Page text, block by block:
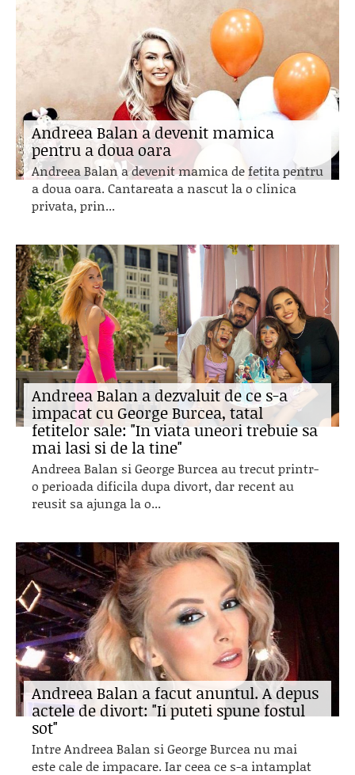
Andreea Balan a devenit mamica
pentru a doua oara
Andreea Balan a devenit mamica de fetita pentru
a doua oara. Cantareata a nascut la o clinica
privata, prin...
Andreea Balan a dezvaluit de ce s-a
impacat cu George Burcea, tatal
fetitelor sale: "In viata uneori trebuie sa
mai lasi si de la tine"
Andreea Balan si George Burcea au trecut printr-
o perioada dificila dupa divort, dar recent au
reusit sa ajunga la o...
Andreea Balan a facut anuntul. A depus
actele de divort: "Ii puteti spune fostul
sot"
Intre Andreea Balan si George Burcea nu mai
este cale de impacare. Iar ceea ce s-a intamplat